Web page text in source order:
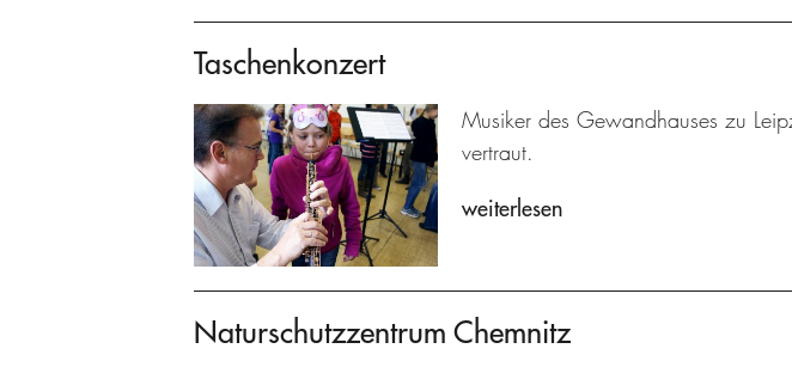
Taschenkonzert
Musiker des Gewandhauses zu
vertraut.
weiterlesen
Naturschutzzentrum Chemnitz